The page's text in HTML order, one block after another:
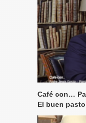
Café con…
El buen